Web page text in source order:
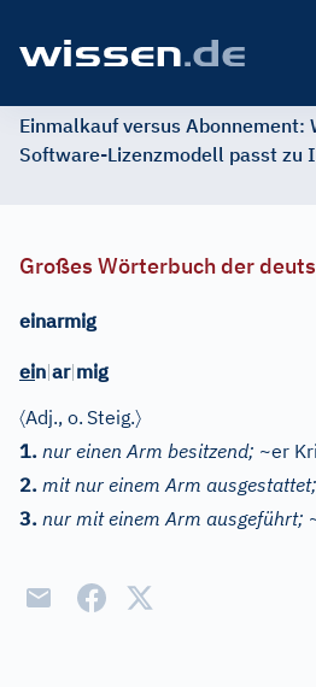
Einmalkauf versus Abonnement:
Software-Lizenzmodell passt zu
Großes Wörterbuch der
einarmig
ein|ar|mig
〈Adj., o. Steig.〉
1. nur einen Arm besitzend; ~er
2. mit nur einem Arm ausgestattet;
3. nur mit einem Arm ausgeführt;